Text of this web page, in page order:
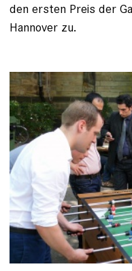
den ersten Preis der
Hannover zu.